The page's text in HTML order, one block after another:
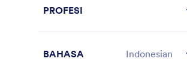
PROFESI
BAHASA Indonesian